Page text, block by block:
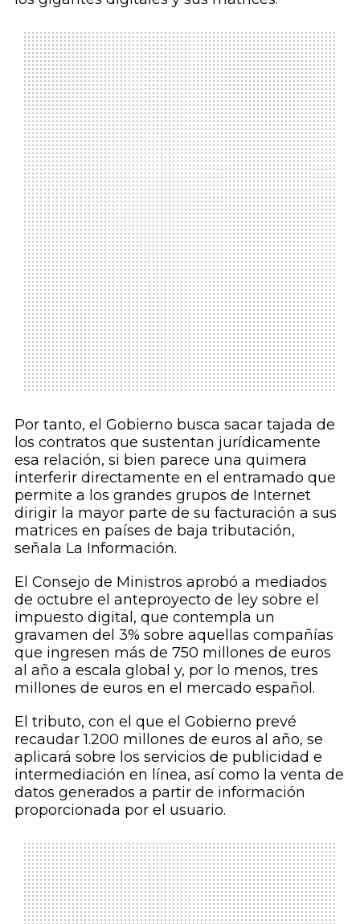
Por tanto, el Gobierno busca sacar tajada de
los contratos que sustentan jurídicamente
esa relación, si bien parece una quimera
interferir directamente en el entramado que
permite a los grandes grupos de Internet
dirigir la mayor parte de su facturación a sus
matrices en países de baja tributación,
señala La Información.
El Consejo de Ministros aprobó a mediados
de octubre el anteproyecto de ley sobre el
impuesto digital, que contempla un
gravamen del 3% sobre aquellas compañías
que ingresen más de 750 millones de euros
al año a escala global y, por lo menos, tres
millones de euros en el mercado español.
El tributo, con el que el Gobierno prevé
recaudar 1.200 millones de euros al año, se
aplicará sobre los servicios de publicidad e
intermediación en línea, así como la venta de
datos generados a partir de información
proporcionada por el usuario.